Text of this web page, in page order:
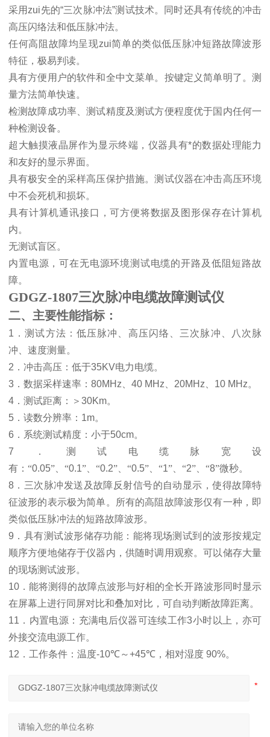
采用zui先的“三次脉冲法”测试技术。同时还具有传统的冲击
高压闪络法和低压脉冲法。
任何高阻故障均呈现zui简单的类似低压脉冲短路故障波形
特征，极易判读。
具有方便用户的软件和全中文菜单。按键定义简单明了。测
量方法简单快速。
检测故障成功率、测试精度及测试方便程度优于国内任何一
种检测设备。
超大触摸液晶屏作为显示终端，仪器具有*的数据处理能力
和友好的显示界面。
具有极安全的采样高压保护措施。测试仪器在冲击高压环境
中不会死机和损坏。
具有计算机通讯接口，可方便将数据及图形保存在计算机
内。
无测试盲区。
内置电源，可在无电源环境测试电缆的开路及低阻短路故
障。
GDGZ-1807三次脉冲电缆故障测试仪
二、主要性能指标：
1 ．测试方法：低压脉冲、高压闪络、三次脉冲、八次脉
冲、速度测量。
2 ．冲击高压：低于35KV电力电缆。
3 ．数据采样速率： 80MHz 40 MHz 20MHz 10 MHz。
4 ．测试距离： ＞ 30Km。
5 ．读数分辨率： 1m。
6 ．系统测试精度：小于50cm。
7 ．测试电缆脉宽设
有：“0.05”、“0.1”、“0.2”、“0.5”、“1”、“2”、“8”微秒。
8 ．三次脉冲发送及故障反射信号的自动显示，使得故障特
征波形的表示极为简单。所有的高阻故障波形仅有一种，即
类似低压脉冲法的短路故障波形。
9 ．具有测试波形储存功能：能将现场测试到的波形按规定
顺序方便地储存于仪器内，供随时调用观察。可以储存大量
的现场测试波形。
10 ．能将测得的故障点波形与好相的全长开路波形同时显示
在屏幕上进行同屏对比和叠加对比，可自动判断故障距离。
11 ．内置电源：充满电后仪器可连续工作3小时以上，亦可
外接交流电源工作。
12 ． 工作条件：温度-10℃～+45℃ ，相对湿度 90%。